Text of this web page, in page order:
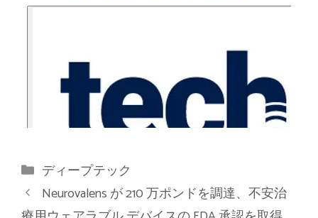
カ
テ
ゴ
ディープテック
Neurovalens が 210 万ポンドを調達、不安治